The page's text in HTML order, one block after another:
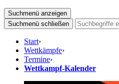
Suchmenü anzeigen
Suchmenü schließen
Start›
Wettkämpfe›
Termine›
Wettkampf-Kalender